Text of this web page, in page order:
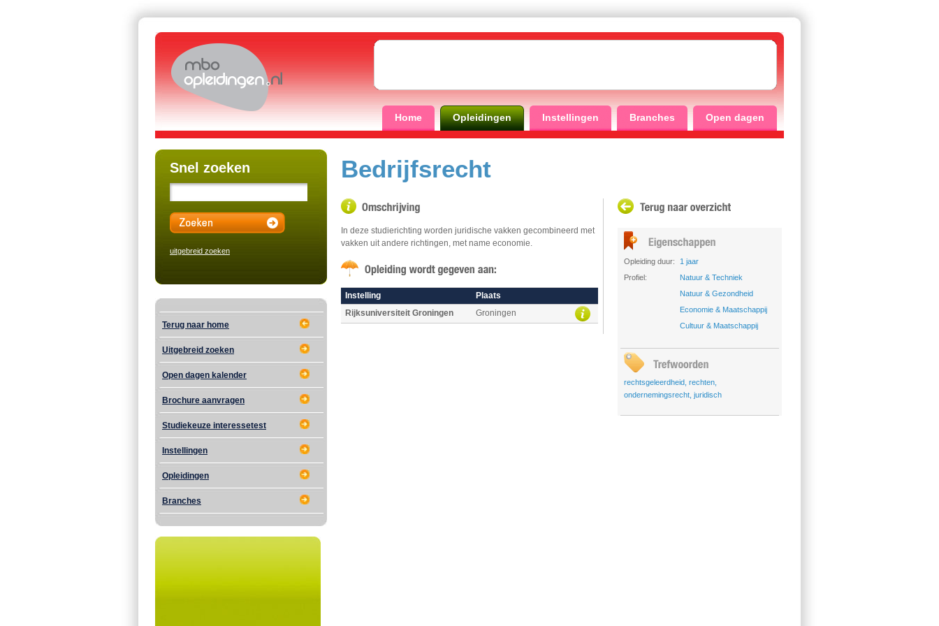
Home Opleidingen Instellingen Branches Open dagen
Snel zoeken
uitgebreid zoeken
Terug naar home
Uitgebreid zoeken
Open dagen kalender
Brochure aanvragen
Studiekeuze interessetest
Instellingen
Opleidingen
Branches
Bedrijfsrecht
In deze studierichting worden juridische vakken gecombineerd met
vakken uit andere richtingen, met name economie.
Instelling
Plaats
Rijksuniversiteit Groningen
Groningen
Opleiding duur:
1 jaar
Profiel:
Natuur & Techniek
Natuur & Gezondheid
Economie & Maatschappij
Cultuur & Maatschappij
rechtsgeleerdheid rechten
ondernemingsrecht juridisch